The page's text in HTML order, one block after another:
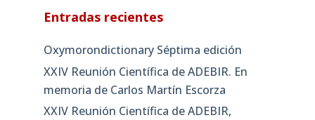
Entradas recientes
Oxymorondictionary Séptima edición
XXIV Reunión Científica de ADEBIR. En
memoria de Carlos Martín Escorza
XXIV Reunión Científica de ADEBIR,